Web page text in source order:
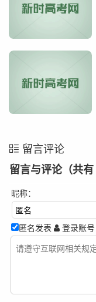
留言评论
留言与评论（共有
昵称：
匿名发表 登录账号